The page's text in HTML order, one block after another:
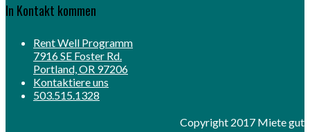
In Kontakt kommen
Rent Well Programm
7916 SE Foster Rd.
Portland, OR 97206
Kontaktiere uns
503.515.1328
Copyright 2017 Miete gut